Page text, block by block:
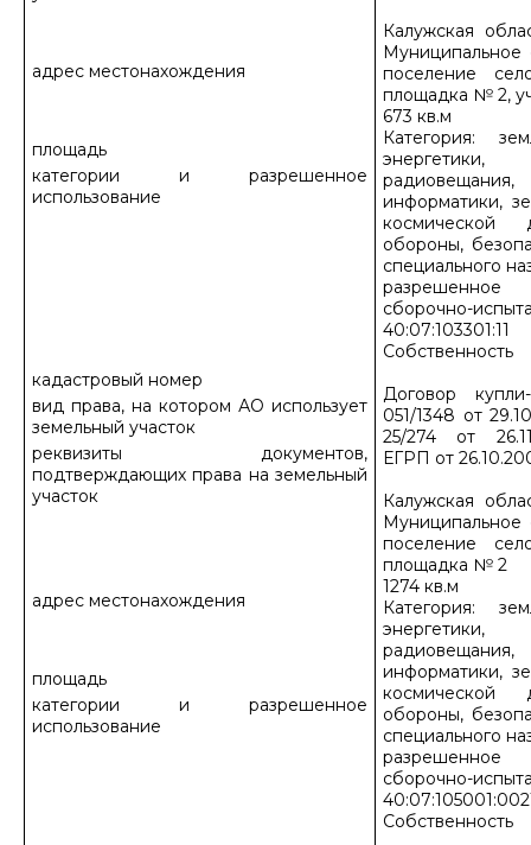
адрес местонахождения
площадь
категории и разрешенное
использование
кадастровый номер
вид права, на котором АО использует
земельный участок
реквизиты документов,
подтверждающих права на земельный
участок
адрес местонахождения
площадь
категории и разрешенное
использование
Калужская
Муниципальное
поселение
площадка № 2,
673 кв.м
Категория:
энергетики,
информатики,
космической
обороны,
специального
разрешенное
сборочно-
40:07:103301:11
Собственность
Договор
051/1348 от
25/274 от
ЕГРП от
Калужская
Муниципальное
поселение
площадка № 2
1274 кв.м
Категория:
энергетики,
информатики,
космической
обороны,
специального
разрешенное
сборочно-
Собственность